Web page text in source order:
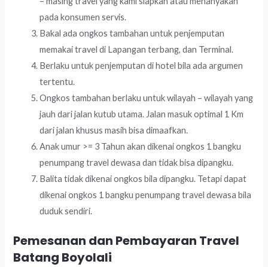
pada konsumen servis.
Bakal ada ongkos tambahan untuk penjemputan
memakai travel di Lapangan terbang, dan Terminal.
Berlaku untuk penjemputan di hotel bila ada argumen
tertentu.
Ongkos tambahan berlaku untuk wilayah – wilayah yang
jauh dari jalan kutub utama. Jalan masuk optimal 1 Km
dari jalan khusus masih bisa dimaafkan.
Anak umur >= 3 Tahun akan dikenai ongkos 1 bangku
penumpang travel dewasa dan tidak bisa dipangku.
Balita tidak dikenai ongkos bila dipangku. Tetapi dapat
dikenai ongkos 1 bangku penumpang travel dewasa bila
duduk sendiri.
Pemesanan dan Pembayaran Travel
Batang Boyolali